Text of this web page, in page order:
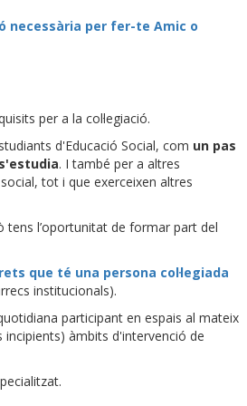
necessària per fer-te Amic o
per a la col·legiació.
d'Educació Social, com un pas
. I també per a altres
tot i que exerceixen altres
tens l’oportunitat de formar part del
que té una persona col·legiada
institucionals).
participant en espais al mateix
àmbits d'intervenció de